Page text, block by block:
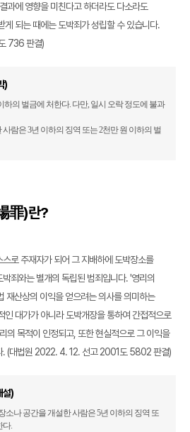
과에 영향을 미친다고 하더라도 다소라도
게 되는 때에는 도박죄가 성립할 수 있습니다.
736 판결)
)
의 벌금에 처한다. 다만, 일시 오락 정도에 불과
람은 3년 이하의 징역 또는 2천만 원 이하의 벌
罪)란?
로 주재자가 되어 그 지배하에 도박장소를
죄와는 별개의 독립된 범죄입니다. '영리의
재산상의 이익을 얻으려는 의사를 의미하는
인 대가가 아니라 도박개장을 통하여 간접적으로
의 목적이 인정되고, 또한 현실적으로 그 이익을
. (대법원 2022. 4. 12. 선고 2001도 5802 판결)
설)
소나 공간을 개설한 사람은 5년 이하의 징역 또
다.